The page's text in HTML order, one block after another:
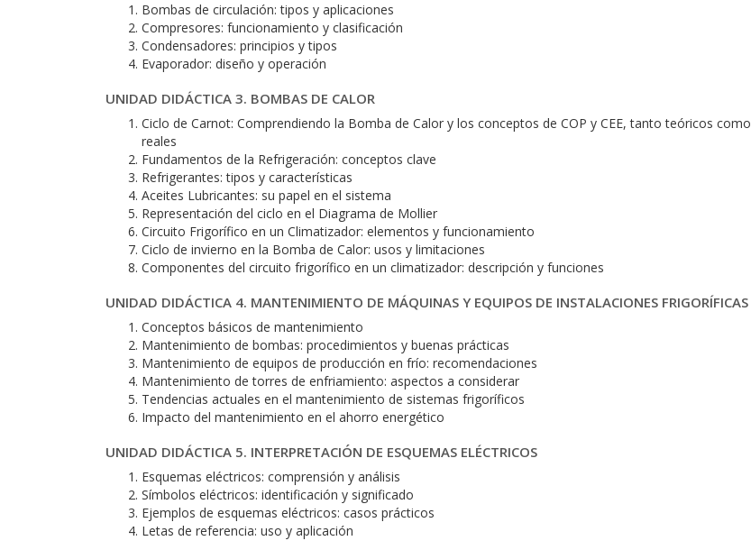
Bombas de circulación: tipos y aplicaciones
Compresores: funcionamiento y clasificación
Condensadores: principios y tipos
Evaporador: diseño y operación
UNIDAD DIDÁCTICA 3. BOMBAS DE CALOR
Ciclo de Carnot: Comprendiendo la Bomba de Calor y los conceptos de COP y CEE, tanto teóricos como
reales
Fundamentos de la Refrigeración: conceptos clave
Refrigerantes: tipos y características
Aceites Lubricantes: su papel en el sistema
Representación del ciclo en el Diagrama de Mollier
Circuito Frigorífico en un Climatizador: elementos y funcionamiento
Ciclo de invierno en la Bomba de Calor: usos y limitaciones
Componentes del circuito frigorífico en un climatizador: descripción y funciones
UNIDAD DIDÁCTICA 4. MANTENIMIENTO DE MÁQUINAS Y EQUIPOS DE INSTALACIONES FRIGORÍFICAS
Conceptos básicos de mantenimiento
Mantenimiento de bombas: procedimientos y buenas prácticas
Mantenimiento de equipos de producción en frío: recomendaciones
Mantenimiento de torres de enfriamiento: aspectos a considerar
Tendencias actuales en el mantenimiento de sistemas frigoríficos
Impacto del mantenimiento en el ahorro energético
UNIDAD DIDÁCTICA 5. INTERPRETACIÓN DE ESQUEMAS ELÉCTRICOS
Esquemas eléctricos: comprensión y análisis
Símbolos eléctricos: identificación y significado
Ejemplos de esquemas eléctricos: casos prácticos
Letas de referencia: uso y aplicación